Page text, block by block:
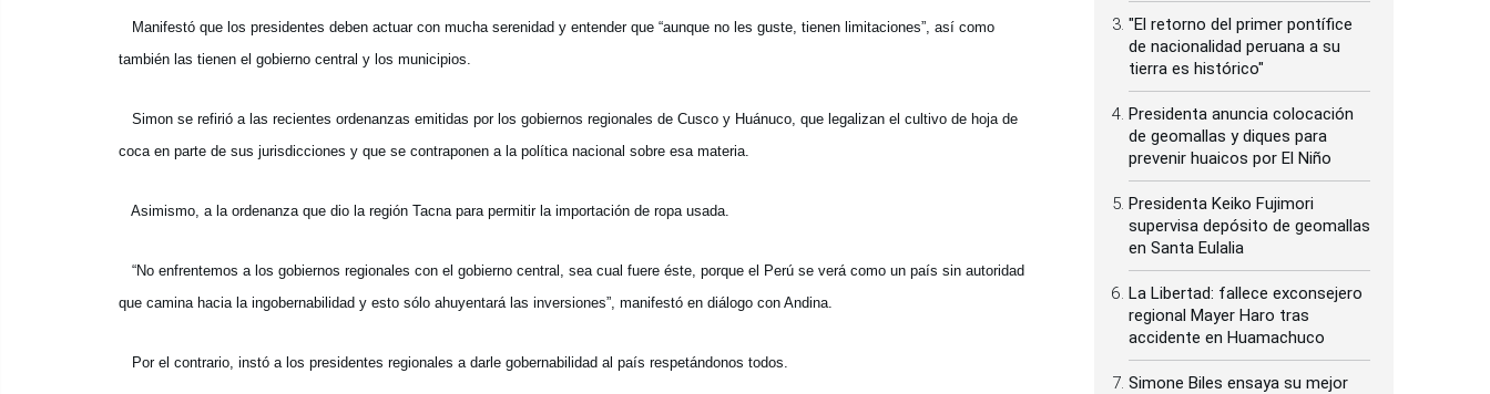
Manifestó que los presidentes deben actuar con mucha serenidad y entender que “aunque no les guste, tienen limitaciones”, así como
también las tienen el gobierno central y los municipios.
Simon se refirió a las recientes ordenanzas emitidas por los gobiernos regionales de Cusco y Huánuco, que legalizan el cultivo de hoja de
coca en parte de sus jurisdicciones y que se contraponen a la política nacional sobre esa materia.
Asimismo, a la ordenanza que dio la región Tacna para permitir la importación de ropa usada.
“No enfrentemos a los gobiernos regionales con el gobierno central, sea cual fuere éste, porque el Perú se verá como un país sin autoridad
que camina hacia la ingobernabilidad y esto sólo ahuyentará las inversiones”, manifestó en diálogo con Andina.
Por el contrario, instó a los presidentes regionales a darle gobernabilidad al país respetándonos todos.
"El retorno del primer pontífice
de nacionalidad peruana a su
tierra es histórico"
Presidenta anuncia colocación
de geomallas y diques para
prevenir huaicos por El Niño
Presidenta Keiko Fujimori
supervisa depósito de geomallas
en Santa Eulalia
La Libertad: fallece exconsejero
regional Mayer Haro tras
accidente en Huamachuco
Simone Biles ensaya su mejor